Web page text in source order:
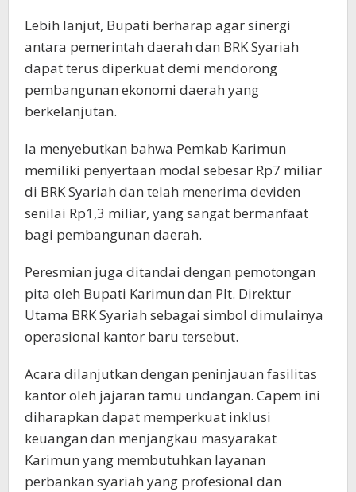
Lebih lanjut, Bupati berharap agar sinergi
antara pemerintah daerah dan BRK Syariah
dapat terus diperkuat demi mendorong
pembangunan ekonomi daerah yang
berkelanjutan.
Ia menyebutkan bahwa Pemkab Karimun
memiliki penyertaan modal sebesar Rp7 miliar
di BRK Syariah dan telah menerima deviden
senilai Rp1,3 miliar, yang sangat bermanfaat
bagi pembangunan daerah.
Peresmian juga ditandai dengan pemotongan
pita oleh Bupati Karimun dan Plt. Direktur
Utama BRK Syariah sebagai simbol dimulainya
operasional kantor baru tersebut.
Acara dilanjutkan dengan peninjauan fasilitas
kantor oleh jajaran tamu undangan. Capem ini
diharapkan dapat memperkuat inklusi
keuangan dan menjangkau masyarakat
Karimun yang membutuhkan layanan
perbankan syariah yang profesional dan